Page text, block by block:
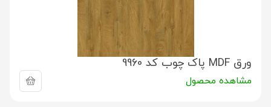
ورق MDF پاک چوب کد 9960
مشاهده محصول